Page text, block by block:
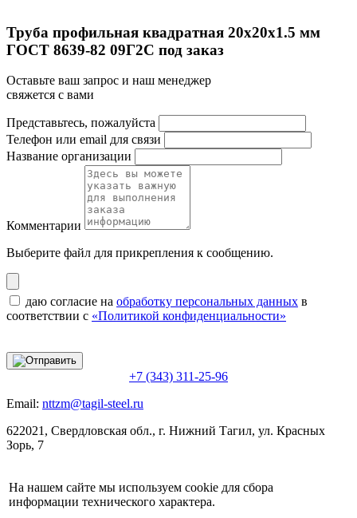
Труба профильная квадратная 20x20x1.5 мм
ГОСТ 8639-82 09Г2С под заказ
Оставьте ваш запрос и наш менеджер
свяжется с вами
Представьтесь, пожалуйста
Телефон или email для связи
Название организации
Комментарии
Выберите файл для прикрепления к сообщению.
даю согласие на обработку персональных данных в
соответствии с «Политикой конфиденциальности»
+7 (343) 311-25-96
Email: nttzm@tagil-steel.ru
622021, Свердловская обл., г. Нижний Тагил, ул. Красных
Зорь, 7
На нашем сайте мы используем cookie для сбора
информации технического характера.